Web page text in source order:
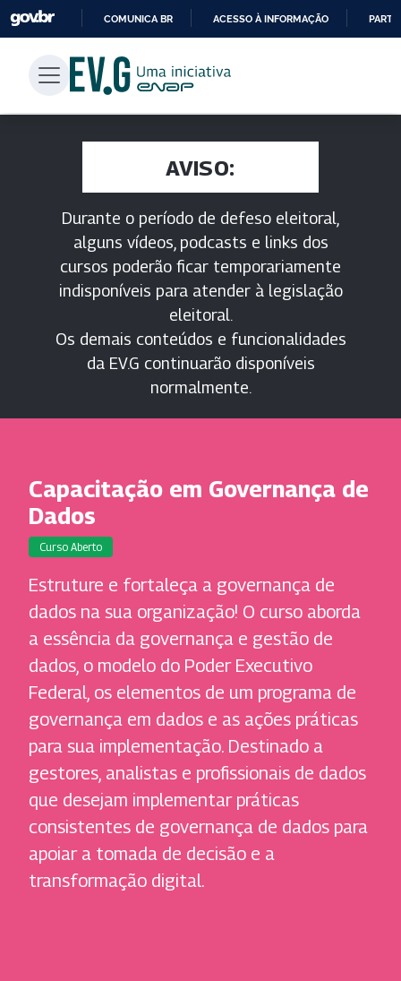
PARA
CONTEÚDO
COMUNICA BR ACESSO À INFORMAÇÃO
AVISO:
Durante o período de defeso eleitoral,
alguns vídeos, podcasts e links dos
cursos poderão ficar temporariamente
indisponíveis para atender à legislação
eleitoral.
Os demais conteúdos e funcionalidades
da EV.G continuarão disponíveis
normalmente.
Capacitação em Governança de
Dados
Curso Aberto
Estruture e fortaleça a governança de
dados na sua organização! O curso aborda
a essência da governança e gestão de
dados, o modelo do Poder Executivo
Federal, os elementos de um programa de
governança em dados e as ações práticas
para sua implementação. Destinado a
gestores, analistas e profissionais de dados
que desejam implementar práticas
consistentes de governança de dados para
apoiar a tomada de decisão e a
transformação digital.